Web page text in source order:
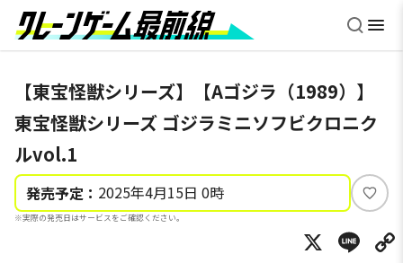
【東宝怪獣シリーズ】【Aゴジラ（1989）】
東宝怪獣シリーズ ゴジラミニソフビクロニク
ルvol.1
発売予定： 2025年4月15日 0時
※実際の発売日はサービスをご確認ください。
い
ね
X